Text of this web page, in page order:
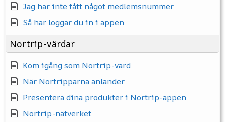
Jag har inte fått något medlemsnummer
Så här loggar du in i appen
Nortrip-värdar
Kom igång som Nortrip-värd
När Nortripparna anländer
Presentera dina produkter i Nortrip-appen
Nortrip-nätverket